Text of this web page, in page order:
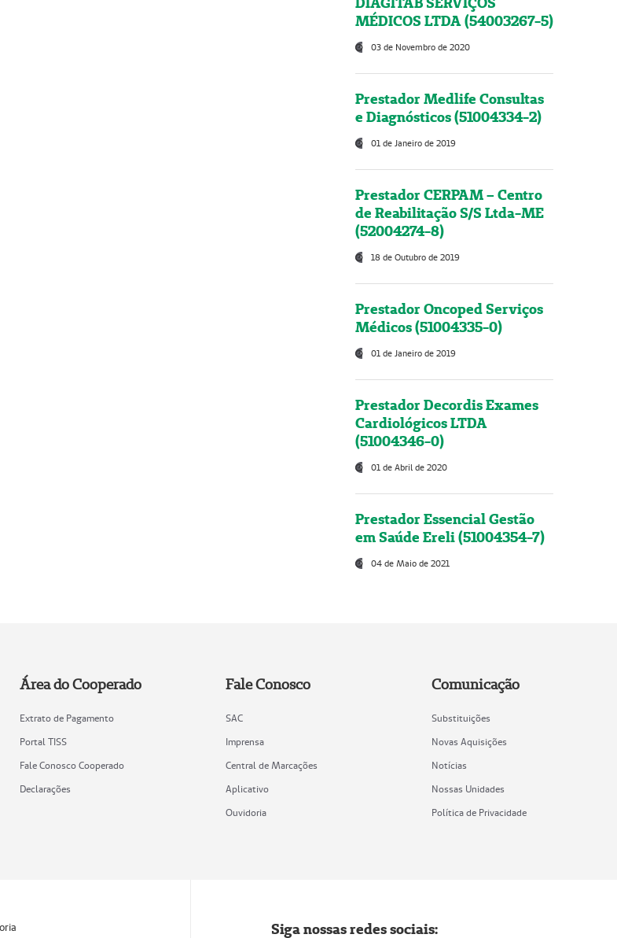
MÉDICOS LTDA (54003267-5)
03 de Novembro de 2020
Prestador Medlife Consultas
e Diagnósticos (51004334-2)
01 de Janeiro de 2019
Prestador CERPAM – Centro
de Reabilitação S/S Ltda-ME
(52004274-8)
18 de Outubro de 2019
Prestador Oncoped Serviços
Médicos (51004335-0)
01 de Janeiro de 2019
Prestador Decordis Exames
Cardiológicos LTDA
(51004346-0)
01 de Abril de 2020
Prestador Essencial Gestão
em Saúde Ereli (51004354-7)
04 de Maio de 2021
Área do Cooperado
Extrato de Pagamento
Portal TISS
Fale Conosco Cooperado
Declarações
Fale Conosco
SAC
Imprensa
Central de Marcações
Aplicativo
Ouvidoria
Comunicação
Substituições
Novas Aquisições
Notícias
Nossas Unidades
Política de Privacidade
Siga nossas redes sociais: